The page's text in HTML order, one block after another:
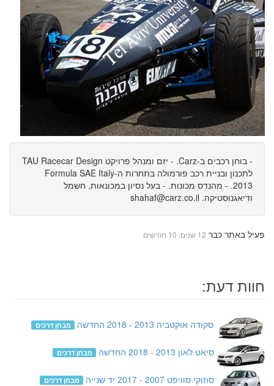
- בוחן רכבים ב-Carz. - יזם ומנהל פרויקט TAU Racecar Design
לתכנון ובניית רכב פורמולה בתחרות ה-Formula SAE Italy
2013. - מהנדס מכונות. - בעל נסיון במכונאות, חשמל
ודיאגנוסטיקה. shahaf@carz.co.il
פעיל באתר כבר 12 שנים, 10 חודשים
חוות דעת:
סקודה אוקטביה 2013 - 2018 החדשה מבחן דרכים
סיאט לאון 2013 - 2018 החדשה מבחן דרכים
סוזוקי סוויפט 2007 - 2017 יד שנייה מבחן דרכים